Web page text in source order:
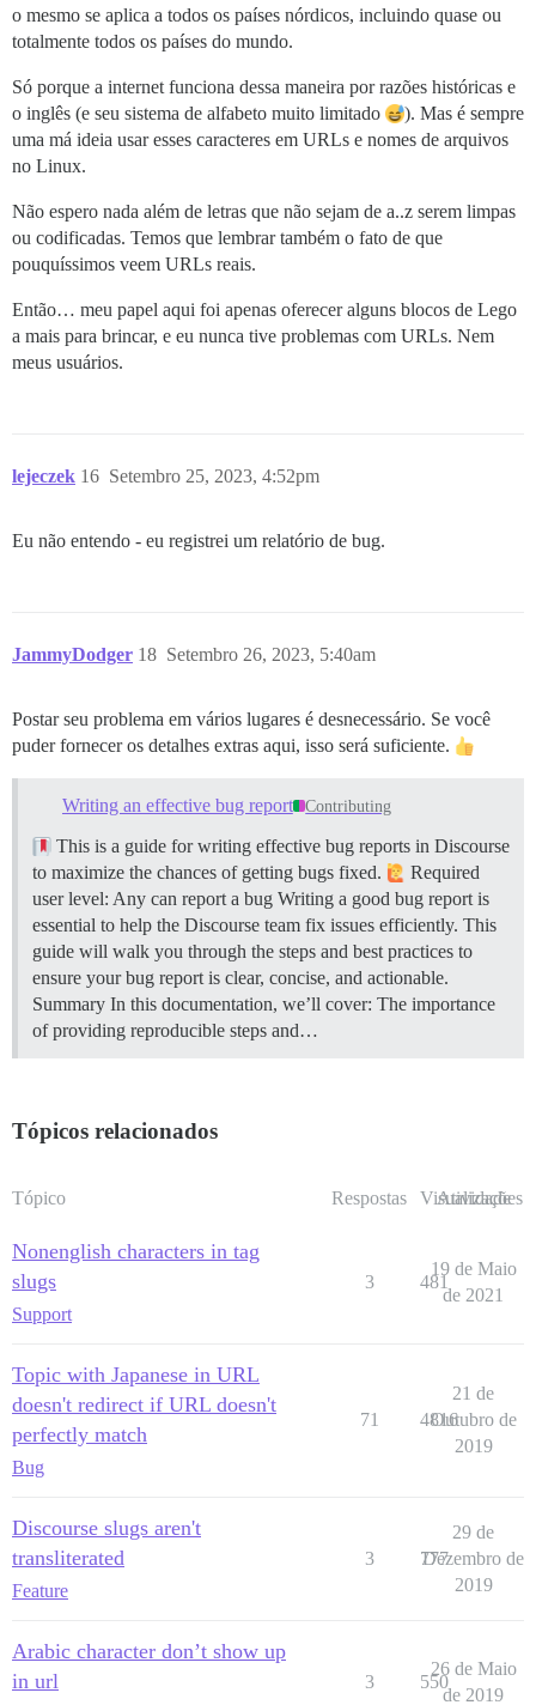
o mesmo se aplica a todos os países nórdicos, incluindo quase ou
totalmente todos os países do mundo.
Só porque a internet funciona dessa maneira por razões históricas e
o inglês (e seu sistema de alfabeto muito limitado
). Mas é sempre
uma má ideia usar esses caracteres em URLs e nomes de arquivos
no Linux.
Não espero nada além de letras que não sejam de a..z serem limpas
ou codificadas. Temos que lembrar também o fato de que
pouquíssimos veem URLs reais.
Então… meu papel aqui foi apenas oferecer alguns blocos de Lego
a mais para brincar, e eu nunca tive problemas com URLs. Nem
meus usuários.
lejeczek Setembro 25, 2023, 4:52pm
16
Eu não entendo - eu registrei um relatório de bug.
JammyDodger Setembro 26, 2023, 5:40am
18
Postar seu problema em vários lugares é desnecessário. Se você
puder fornecer os detalhes extras aqui, isso será suficiente.
Writing an effective bug report Contributing
This is a guide for writing effective bug reports in Discourse
to maximize the chances of getting bugs fixed.
Required
user level: Any can report a bug Writing a good bug report is
essential to help the Discourse team fix issues efficiently. This
guide will walk you through the steps and best practices to
ensure your bug report is clear, concise, and actionable.
Summary In this documentation, we’ll cover: The importance
of providing reproducible steps and…
Tópicos relacionados
Tópico Respostas Visualizações
Atividade
Nonenglish characters in tag
slugs
Support
3 481
19 de Maio
de 2021
Topic with Japanese in URL
doesn't redirect if URL doesn't
perfectly match
Bug
71 4816
21 de
Outubro de
2019
Discourse slugs aren't
transliterated
Feature
3 777
29 de
Dezembro de
2019
Arabic character don’t show up
in url
3 550
26 de Maio
de 2019